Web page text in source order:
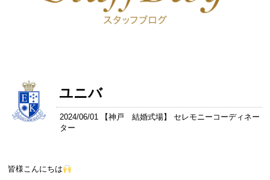
ユニバ
2024/06/01 【神戸 結婚式場】 セレモニーコーディネー
ター
皆様こんにちは